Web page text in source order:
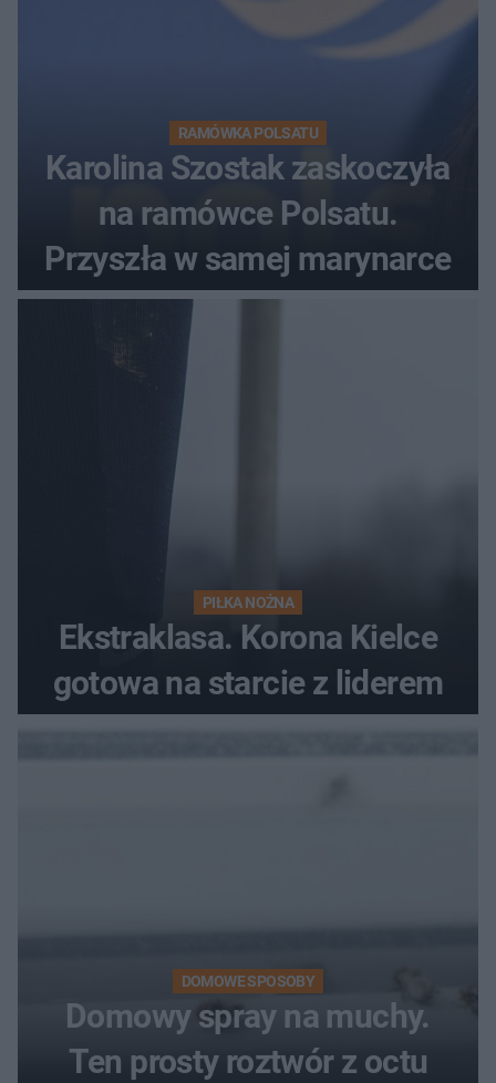
RAMÓWKA POLSATU
Karolina Szostak zaskoczyła
na ramówce Polsatu.
Przyszła w samej marynarce
PIŁKA NOŻNA
Ekstraklasa. Korona Kielce
gotowa na starcie z liderem
DOMOWE SPOSOBY
Domowy spray na muchy.
Ten prosty roztwór z octu